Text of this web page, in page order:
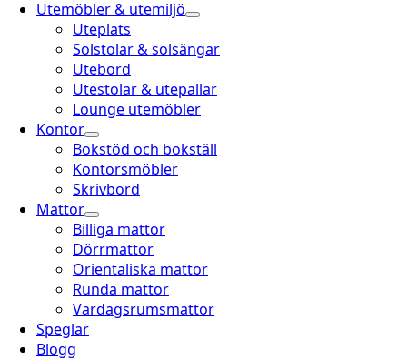
Utemöbler & utemiljö
Uteplats
Solstolar & solsängar
Utebord
Utestolar & utepallar
Lounge utemöbler
Kontor
Bokstöd och bokställ
Kontorsmöbler
Skrivbord
Mattor
Billiga mattor
Dörrmattor
Orientaliska mattor
Runda mattor
Vardagsrumsmattor
Speglar
Blogg